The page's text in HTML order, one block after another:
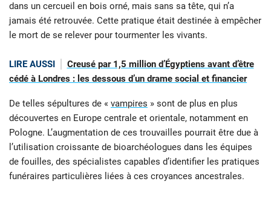
dans un cercueil en bois orné, mais sans sa tête, qui n’a
jamais été retrouvée. Cette pratique était destinée à empêcher
le mort de se relever pour tourmenter les vivants.
LIRE AUSSI
Creusé par 1,5 million d’Égyptiens avant d’être
cédé à Londres : les dessous d’un drame social et financier
De telles sépultures de « vampires » sont de plus en plus
découvertes en Europe centrale et orientale, notamment en
Pologne. L’augmentation de ces trouvailles pourrait être due à
l’utilisation croissante de bioarchéologues dans les équipes
de fouilles, des spécialistes capables d’identifier les pratiques
funéraires particulières liées à ces croyances ancestrales.